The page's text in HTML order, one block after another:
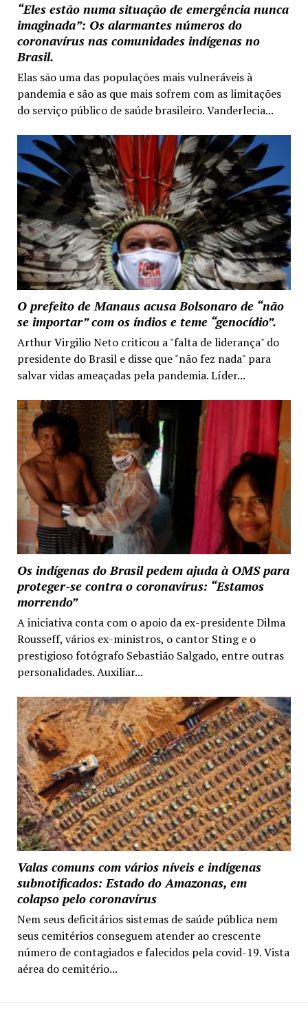
“Eles estão numa situação de emergência nunca
imaginada”: Os alarmantes números do
coronavírus nas comunidades indígenas no
Brasil.
Elas são uma das populações mais vulneráveis à
pandemia e são as que mais sofrem com as limitações
do serviço público de saúde brasileiro. Vanderlecia...
O prefeito de Manaus acusa Bolsonaro de “não
se importar” com os índios e teme “genocídio”.
Arthur Virgilio Neto criticou a "falta de liderança" do
presidente do Brasil e disse que "não fez nada" para
salvar vidas ameaçadas pela pandemia. Líder...
Os indígenas do Brasil pedem ajuda à OMS para
proteger-se contra o coronavírus: “Estamos
morrendo”
A iniciativa conta com o apoio da ex-presidente Dilma
Rousseff, vários ex-ministros, o cantor Sting e o
prestigioso fotógrafo Sebastião Salgado, entre outras
personalidades. Auxiliar...
Valas comuns com vários níveis e indígenas
subnotificados: Estado do Amazonas, em
colapso pelo coronavírus
Nem seus deficitários sistemas de saúde pública nem
seus cemitérios conseguem atender ao crescente
número de contagiados e falecidos pela covid-19. Vista
aérea do cemitério...